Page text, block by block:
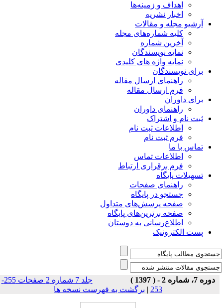
اهداف و زمینه‌ها
اخبار نشریه
آرشیو مجله و مقالات
کلیه شماره‌های مجله
آخرین شماره
نمایه نویسندگان
نمایه واژه های کلیدی
برای نویسندگان
راهنمای ارسال مقاله
فرم ارسال مقاله
برای داوران
راهنمای داوران
ثبت نام و اشتراک
اطلاعات ثبت نام
فرم ثبت نام
تماس با ما
اطلاعات تماس
فرم برقراری ارتباط
تسهیلات پایگاه
راهنمای صفحات
جستجو در پایگاه
صفحه پرسش‌های متداول
صفحه برترین‌های پایگاه
اطلاع‌رسانی به دوستان
پست الکترونیک
دوره 7، شماره 2 - ( 1397 )
جلد 7 شماره 2 صفحات 255-
253
| برگشت به فهرست نسخه ها